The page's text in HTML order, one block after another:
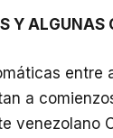
Y ALGUNAS
entre
a
venezolano